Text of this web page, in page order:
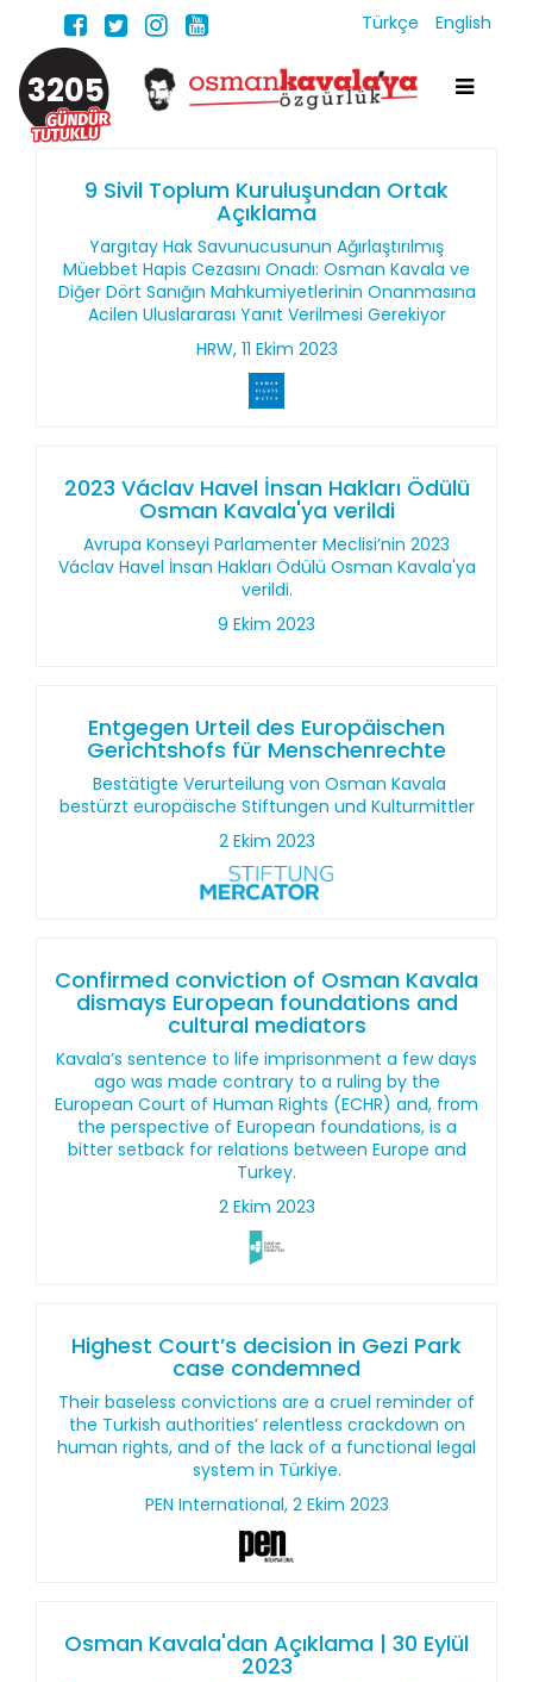
Türkçe English
3205
9 Sivil Toplum Kuruluşundan Ortak
Açıklama
Yargıtay Hak Savunucusunun Ağırlaştırılmış
Müebbet Hapis Cezasını Onadı: Osman Kavala ve
Diğer Dört Sanığın Mahkumiyetlerinin Onanmasına
Acilen Uluslararası Yanıt Verilmesi Gerekiyor
HRW, 11 Ekim 2023
2023 Václav Havel İnsan Hakları Ödülü
Osman Kavala'ya verildi
Avrupa Konseyi Parlamenter Meclisi’nin 2023
Václav Havel İnsan Hakları Ödülü Osman Kavala'ya
verildi.
9 Ekim 2023
Entgegen Urteil des Europäischen
Gerichtshofs für Menschenrechte
Bestätigte Verurteilung von Osman Kavala
bestürzt europäische Stiftungen und Kulturmittler
2 Ekim 2023
Confirmed conviction of Osman Kavala
dismays European foundations and
cultural mediators
Kavala’s sentence to life imprisonment a few days
ago was made contrary to a ruling by the
European Court of Human Rights (ECHR) and, from
the perspective of European foundations, is a
bitter setback for relations between Europe and
Turkey.
2 Ekim 2023
Highest Court’s decision in Gezi Park
case condemned
Their baseless convictions are a cruel reminder of
the Turkish authorities’ relentless crackdown on
human rights, and of the lack of a functional legal
system in Türkiye.
PEN International, 2 Ekim 2023
Osman Kavala'dan Açıklama | 30 Eylül
2023